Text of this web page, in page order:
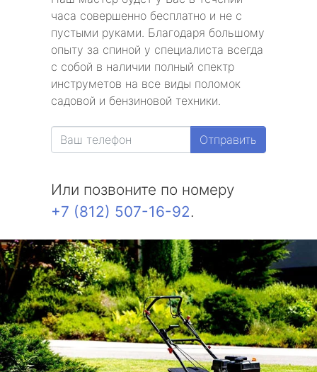
часа совершенно бесплатно и не с
пустыми руками. Благодаря большому
опыту за спиной у специалиста всегда
с собой в наличии полный спектр
инструметов на все виды поломок
садовой и бензиновой техники.
Отправить
Или позвоните по номеру
+7 (812) 507-16-92.